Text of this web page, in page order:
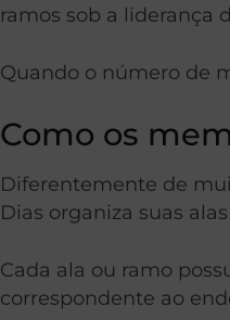
ramos sob a liderança
Quando o número de
Como os
Diferentemente de
Dias organiza suas
Cada ala ou ramo
correspondente ao